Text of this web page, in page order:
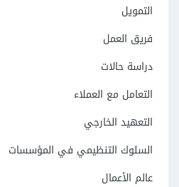
التمويل
فريق العمل
دراسة حالات
التعامل مع العملاء
التعهيد الخارجي
السلوك التنظيمي في المؤسسات
عالم الأعمال